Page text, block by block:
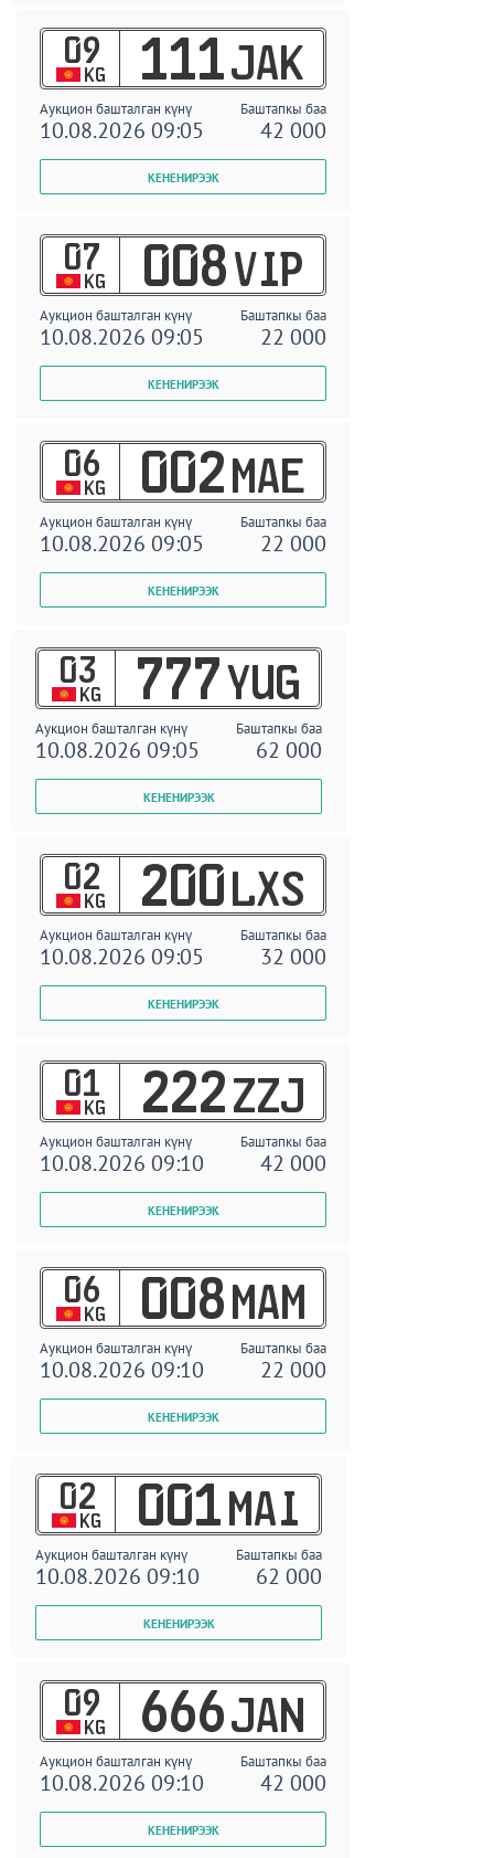
09
KG 111 JAK
Аукцион башталган күнү Баштапкы баа
10.08.2026 09:05 42 000
07
KG 008 VIP
Аукцион башталган күнү Баштапкы баа
10.08.2026 09:05 22 000
06
KG 002 MAE
Аукцион башталган күнү Баштапкы баа
10.08.2026 09:05 22 000
03
KG 777 YUG
Аукцион башталган күнү Баштапкы баа
10.08.2026 09:05 62 000
02
KG 200 LXS
Аукцион башталган күнү Баштапкы баа
10.08.2026 09:05 32 000
01
KG 222 ZZJ
Аукцион башталган күнү Баштапкы баа
10.08.2026 09:10 42 000
06
KG 008 MAM
Аукцион башталган күнү Баштапкы баа
10.08.2026 09:10 22 000
02
KG 001 MAI
Аукцион башталган күнү Баштапкы баа
10.08.2026 09:10 62 000
09
KG 666 JAN
Аукцион башталган күнү Баштапкы баа
10.08.2026 09:10 42 000